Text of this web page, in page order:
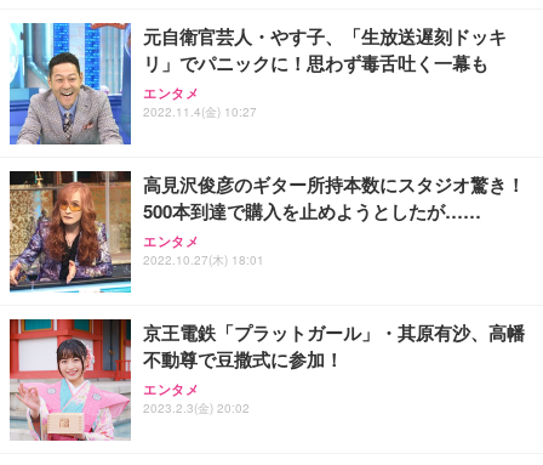
務用 おしゃれ パソコンチェア (ブラック)
Sezlife オフィスチェア デスクチェア 疲れない テレ
ワーク チェア 強化バックレスト 30度ロッキング機
能 人間工学 椅子 腰サポート 90度跳ね上げ式アーム
務用 おしゃれ パソコンチェア (ホワイト)
ANDWINT オフィスチェア デスクチェア 肘なし メ
ッシュ 通気性 ランバーサポート付き 腰サポート ガ
ス圧無段階昇降 360度回転 キャスター付き コンパク
【整備済み品】Dell E2724HS 27インチ 液晶モニタ
ー フルHD（1920×1080）VA 非光沢 HDMI/DisplayP
ort/VGA スピーカー内蔵 高さ調整 スイベル VESA対
【MiniLED/24.5inch/280Hz/FHD】GRAPHT THE S
HOOTER Gaming Monitor 24” Essential ゲーミン
グモニター QD 24.5インチ 1ms FHD 量子ドット 残
Smart Basic(スマートベーシック) 【Amazon.co.jp
限定】 Smart Basic アイリスオーヤマ ペットシーツ
超厚型 お徳用 ワイド 100枚入 (x 1) (ケース販売)
アイリスオーヤマ ペットシーツ 超厚型 お徳用 レギ
ュラー 200枚入【Amazon.co.jp限定】
元自衛官芸人・やす子、「生放送遅刻ドッキ
リ」でパニックに！思わず毒舌吐く一幕も
エンタメ
2022.11.4(金) 10:27
高見沢俊彦のギター所持本数にスタジオ驚き！
500本到達で購入を止めようとしたが……
エンタメ
2022.10.27(木) 18:01
京王電鉄「プラットガール」・其原有沙、高幡
不動尊で豆撒式に参加！
エンタメ
2023.2.3(金) 20:02